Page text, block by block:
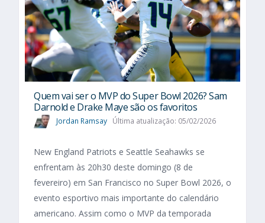
Quem vai ser o MVP do Super Bowl 2026? Sam
Darnold e Drake Maye são os favoritos
Jordan Ramsay Última atualização: 05/02/2026
New England Patriots e Seattle Seahawks se
enfrentam às 20h30 deste domingo (8 de
fevereiro) em San Francisco no Super Bowl 2026, o
evento esportivo mais importante do calendário
americano. Assim como o MVP da temporada